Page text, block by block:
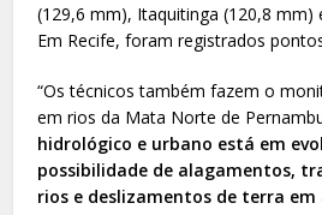
(129,6 mm), Itaquitinga (120,8 mm)
Em Recife, foram registrados
“Os técnicos também fazem o
em rios da Mata Norte de
hidrológico e urbano está em
possibilidade de alagamentos,
rios e deslizamentos de terra em